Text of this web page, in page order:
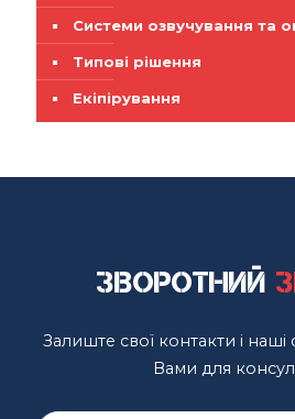
Системи озвучування та
Типові рішення
Екіпірування
Зворотний
Залиште свої контакти і наші
Вами для